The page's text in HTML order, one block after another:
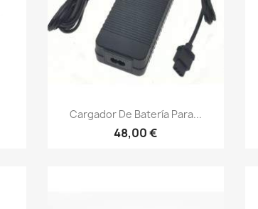
Vista rápida
Cargador De Batería Para...
48,00 €